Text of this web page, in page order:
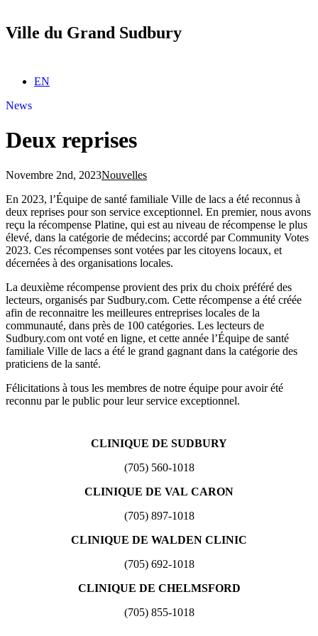
Ville du Grand Sudbury
Sélectionnez votre langue
EN
News
Deux reprises
Novembre 2nd, 2023Nouvelles
En 2023, l’Équipe de santé familiale Ville de lacs a été reconnus à
deux reprises pour son service exceptionnel. En premier, nous avons
reçu la récompense Platine, qui est au niveau de récompense le plus
élevé, dans la catégorie de médecins; accordé par Community Votes
2023. Ces récompenses sont votées par les citoyens locaux, et
décernées à des organisations locales.
La deuxième récompense provient des prix du choix préféré des
lecteurs, organisés par Sudbury.com. Cette récompense a été créée
afin de reconnaitre les meilleures entreprises locales de la
communauté, dans près de 100 catégories. Les lecteurs de
Sudbury.com ont voté en ligne, et cette année l’Équipe de santé
familiale Ville de lacs a été le grand gagnant dans la catégorie des
praticiens de la santé.
Félicitations à tous les membres de notre équipe pour avoir été
reconnu par le public pour leur service exceptionnel.
CLINIQUE DE SUDBURY
(705) 560-1018
CLINIQUE DE VAL CARON
(705) 897-1018
CLINIQUE DE WALDEN CLINIC
(705) 692-1018
CLINIQUE DE CHELMSFORD
(705) 855-1018